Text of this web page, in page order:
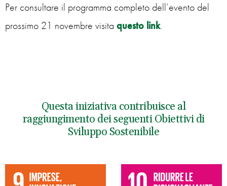
Per consultare il programma completo dell’evento del
prossimo 21 novembre visita questo link.
Questa iniziativa contribuisce al
raggiungimento dei seguenti Obiettivi di
Sviluppo Sostenibile